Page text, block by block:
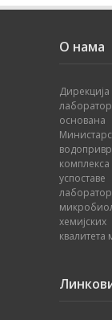
О нама
квалитета